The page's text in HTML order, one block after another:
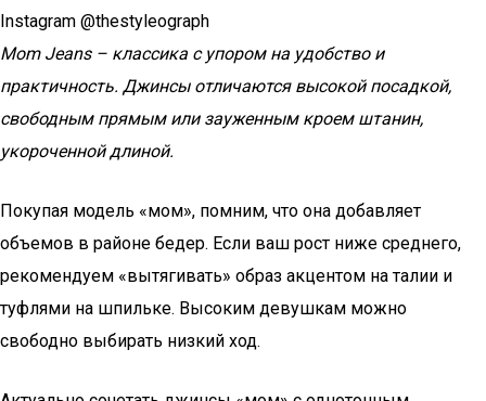
Instagram @thestyleograph
Mom Jeans – классика с упором на удобство и
практичность. Джинсы отличаются высокой посадкой,
свободным прямым или зауженным кроем штанин,
укороченной длиной.
Покупая модель «мом», помним, что она добавляет
объемов в районе бедер. Если ваш рост ниже среднего,
рекомендуем «вытягивать» образ акцентом на талии и
туфлями на шпильке. Высоким девушкам можно
свободно выбирать низкий ход.